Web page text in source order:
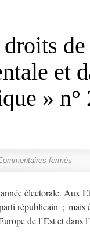
et
»
fermés
électorale. Aux
républicain ; mais
de l’Est et dans